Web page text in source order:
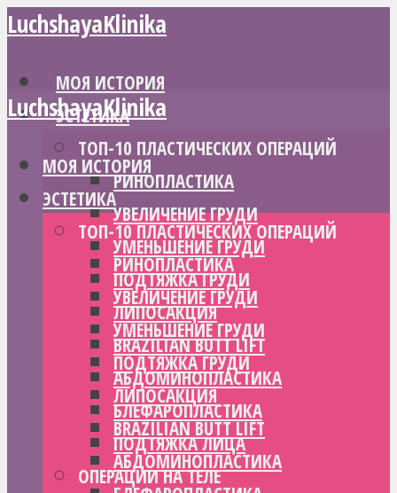
LuchshayaKlinika
МОЯ ИСТОРИЯ
ЭСТЕТИКА
ТОП-10 ПЛАСТИЧЕСКИХ ОПЕРАЦИЙ
РИНОПЛАСТИКА
УВЕЛИЧЕНИЕ ГРУДИ
УМЕНЬШЕНИЕ ГРУДИ
ПОДТЯЖКА ГРУДИ
ЛИПОСАКЦИЯ
BRAZILIAN BUTT LIFT
АБДОМИНОПЛАСТИКА
БЛЕФАРОПЛАСТИКА
ПОДТЯЖКА ЛИЦА
ОПЕРАЦИИ НА ТЕЛЕ
LuchshayaKlinika
МОЯ ИСТОРИЯ
ЭСТЕТИКА
ТОП-10 ПЛАСТИЧЕСКИХ ОПЕРАЦИЙ
РИНОПЛАСТИКА
УВЕЛИЧЕНИЕ ГРУДИ
УМЕНЬШЕНИЕ ГРУДИ
ПОДТЯЖКА ГРУДИ
ЛИПОСАКЦИЯ
BRAZILIAN BUTT LIFT
АБДОМИНОПЛАСТИКА